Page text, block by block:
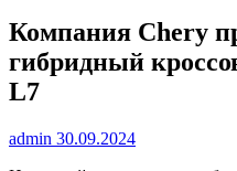
Компания Chery
гибридный
L7
admin 30.09.2024